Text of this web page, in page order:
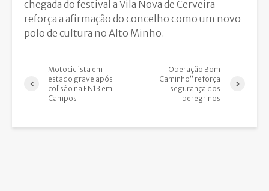
chegada do festival a Vila Nova de Cerveira
reforça a afirmação do concelho como um novo
polo de cultura no Alto Minho.
Motociclista em
estado grave após
colisão na EN13 em
Campos
Operação Bom
Caminho” reforça
segurança dos
peregrinos